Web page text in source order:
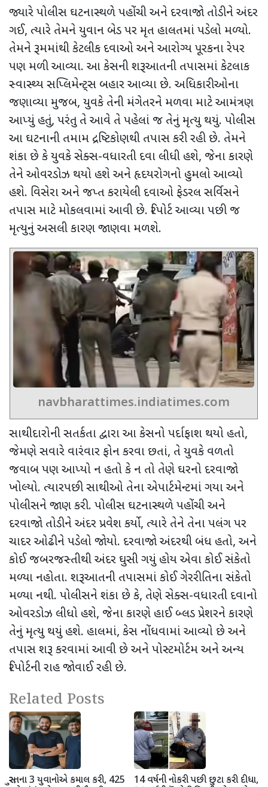
જ્યારે પોલીસ ઘટનાસ્થળે પહોંચી અને દરવાજો તોડીને અંદર
ગઈ, ત્યારે તેમને યુવાન બેડ પર મૃત હાલતમાં પડેલો મળ્યો.
તેમને રૂમમાંથી કેટલીક દવાઓ અને આરોગ્ય પૂરકના રેપર
પણ મળી આવ્યા. આ કેસની શરૂઆતની તપાસમાં કેટલાક
સ્વાસ્થ્ય સપ્લિમેન્ટ્સ બહાર આવ્યા છે. અધિકારીઓના
જણાવ્યા મુજબ, યુવકે તેની મંગેતરને મળવા માટે આમંત્રણ
આપ્યું હતું, પરંતુ તે આવે તે પહેલાં જ તેનું મૃત્યુ થયું. પોલીસ
આ ઘટનાની તમામ દ્રષ્ટિકોણથી તપાસ કરી રહી છે. તેમને
શંકા છે કે યુવકે સેક્સ-વધારતી દવા લીધી હશે, જેના કારણે
તેને ઓવરડોઝ થયો હશે અને હૃદયરોગનો હુમલો આવ્યો
હશે. વિસેરા અને જપ્ત કરાયેલી દવાઓ ફેડરલ સર્વિસને
તપાસ માટે મોકલવામાં આવી છે. રિપોર્ટ આવ્યા પછી જ
મૃત્યુનું અસલી કારણ જાણવા મળશે.
navbharattimes.indiatimes.com
સાથીદારોની સતર્કતા દ્વારા આ કેસનો પર્દાફાશ થયો હતો,
જેમણે સવારે વારંવાર ફોન કરવા છતાં, તે યુવકે વળતો
જવાબ પણ આપ્યો ન હતો કે ન તો તેણે ઘરનો દરવાજો
ખોલ્યો. ત્યારપછી સાથીઓ તેના એપાર્ટમેન્ટમાં ગયા અને
પોલીસને જાણ કરી. પોલીસ ઘટનાસ્થળે પહોંચી અને
દરવાજો તોડીને અંદર પ્રવેશ કર્યો, ત્યારે તેને તેના પલંગ પર
ચાદર ઓઢીને પડેલો જોયો. દરવાજો અંદરથી બંધ હતો, અને
કોઈ જબરજસ્તીથી અંદર ઘુસી ગયું હોય એવા કોઈ સંકેતો
મળ્યા નહોતા. શરૂઆતની તપાસમાં કોઈ ગેરરીતિના સંકેતો
મળ્યા નથી. પોલીસને શંકા છે કે, તેણે સેક્સ-વધારતી દવાનો
ઓવરડોઝ લીધો હશે, જેના કારણે હાઈ બ્લડ પ્રેશરને કારણે
તેનું મૃત્યુ થયું હશે. હાલમાં, કેસ નોંધવામાં આવ્યો છે અને
તપાસ શરૂ કરવામાં આવી છે અને પોસ્ટમોર્ટમ અને અન્ય
રિપોર્ટની રાહ જોવાઈ રહી છે.
Related Posts
સુરતના 3 યુવાનોએ કમાલ કરી, 425
14 વર્ષની નોકરી પછી છુટા કરી દીધા,